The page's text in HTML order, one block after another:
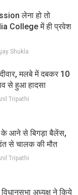
लेना हो तो
College में ही प्रवेश
Shukla
दीवार, मलबे में दबकर 10
से हुआ हादसा
Tripathi
आने से बिगड़ा बैलेंस,
से चालक की मौत
Tripathi
अध्यक्ष ने किये